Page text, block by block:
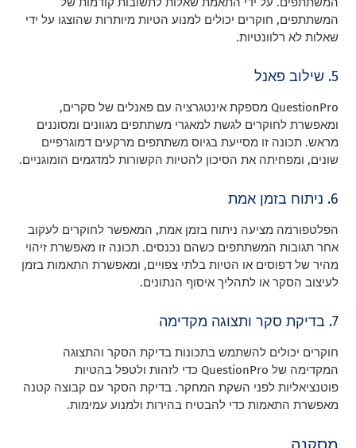
המשתתפים, חוקרים יכולים למנוע הטיות מיותרות שהוצגו על ידי
שאלות לא רלוונטיות.
5. שילוב פאנל
QuestionPro מספקת אינטגרציה עם פאנלים של סקרים,
ומאפשרת לחוקרים לגשת למאגרי משתתפים מגוונים ומסוננים
מראש. תכונה זו מסייעת בגיוס משתתפים מרקעים דמוגרפיים
שונים, ומפחיתה את הסיכון להטיות הקשורות למדגמים הומוגניים.
6. ניתוח בזמן אמת
הפלטפורמה מציעה ניתוח בזמן אמת, המאפשר לחוקרים לעקוב
אחר תגובות המשתתפים כשהם נכנסים. תכונה זו מאפשרת זיהוי
מהיר של דפוסים או הטיות בלתי צפויים, ומאפשרת התאמות בזמן
לעיצוב הסקר או לתהליך איסוף הנתונים.
7. בדיקת סקר ותצוגה מקדימה
חוקרים יכולים להשתמש בתכונות בדיקת הסקר והתצוגה
המקדימה של QuestionPro כדי לזהות ולטפל בהטיות
פוטנציאליות לפני השקת המחקר. בדיקת הסקר עם קבוצה קטנה
מאפשרת התאמות כדי להבטיח בהירות ולמנוע עמימות.